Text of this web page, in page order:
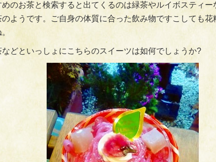
のお茶と検索すると出てくるのは緑茶やルイボスティー
ようです。ご自身の体質に合った飲み物ですこしても
。
などといっしょにこちらのスイーツは如何でしょうか?